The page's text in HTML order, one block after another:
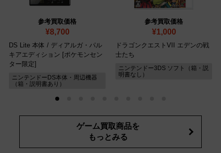
参考買取価格
¥8,700
DS Lite 本体 / ディアルガ・パル
キアエディション [ポケモンセン
ター限定]
ニンテンドーDS本体・周辺機器
（箱・説明書あり）
参考買取価格
¥1,000
ドラゴンクエストVII エデンの戦
士たち
ニンテンドー3DS ソフト（箱・説
明書なし）
ゲーム買取商品を
もっとみる